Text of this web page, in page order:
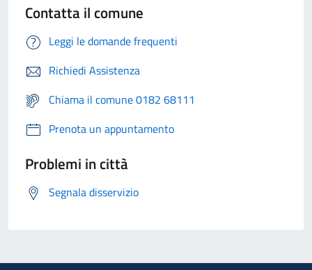
Contatta il comune
Leggi le domande frequenti
Richiedi Assistenza
Chiama il comune 0182 68111
Prenota un appuntamento
Problemi in città
Segnala disservizio